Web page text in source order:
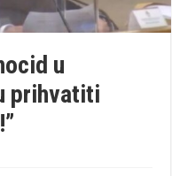
u
prihvatiti